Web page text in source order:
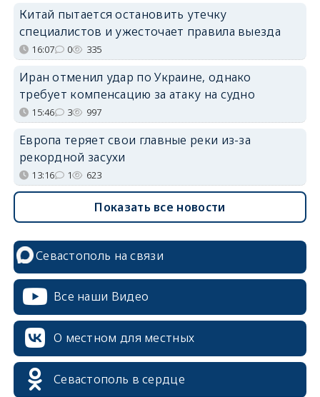
Китай пытается остановить утечку
специалистов и ужесточает правила выезда
16:07 0 335
Иран отменил удар по Украине, однако
требует компенсацию за атаку на судно
15:46 3 997
Европа теряет свои главные реки из-за
рекордной засухи
13:16 1 623
Показать все новости
Севастополь на связи
Все наши Видео
О местном для местных
Севастополь в сердце